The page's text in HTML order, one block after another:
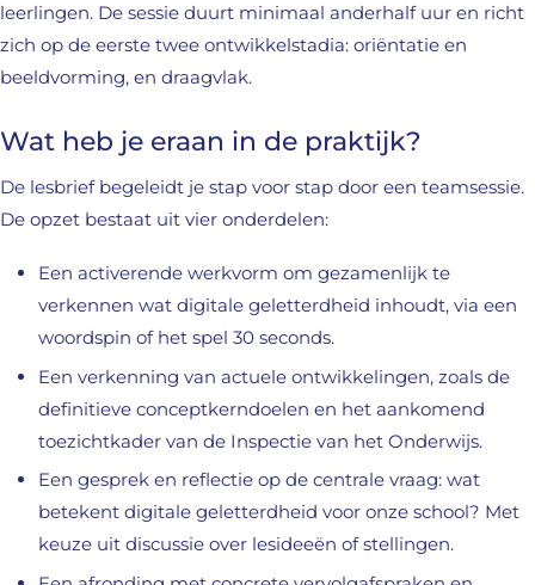
leerlingen. De sessie duurt minimaal anderhalf uur en richt
zich op de eerste twee ontwikkelstadia: oriëntatie en
beeldvorming, en draagvlak.
Wat heb je eraan in de praktijk?
De lesbrief begeleidt je stap voor stap door een teamsessie.
De opzet bestaat uit vier onderdelen:
Een activerende werkvorm om gezamenlijk te
verkennen wat digitale geletterdheid inhoudt, via een
woordspin of het spel 30 seconds.
Een verkenning van actuele ontwikkelingen, zoals de
definitieve conceptkerndoelen en het aankomend
toezichtkader van de Inspectie van het Onderwijs.
Een gesprek en reflectie op de centrale vraag: wat
betekent digitale geletterdheid voor onze school? Met
keuze uit discussie over lesideeën of stellingen.